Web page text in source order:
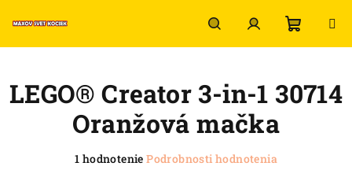
na
HľadaťPrihlásenie
košík
LEGO® Creator 3-in-1 30714
Oranžová mačka
Priemerné
1 hodnotenie Podrobnosti hodnotenia